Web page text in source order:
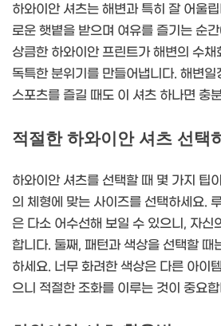
하와이안 셔츠는 해변과 특히 잘 어울
로운 햇볕을 받으며 여유를 즐기는 순
상큼한 하와이안 프린트가 해변의 수채
독특한 분위기를 만들어냅니다. 해변
스포츠를 즐길 때도 이 셔츠 하나면 충
적절한 하와이안 셔츠 선택
하와이안 셔츠를 선택할 때 몇 가지 팁
의 체형에 맞는 사이즈를 선택하세요.
은 다소 어수선해 보일 수 있으니, 자신
합니다. 둘째, 패턴과 색상을 선택할 때
하세요. 너무 화려한 색상은 다른 아이
으니 적절한 조화를 이루는 것이 중요